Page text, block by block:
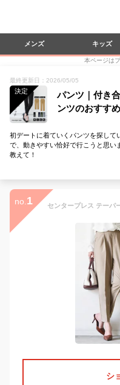
メンズ キッズ
本ページは
最終更新日：2026/05/05
決定
パンツ｜付き
ンツのおすす
初デートに着ていくパンツを探して
で、動きやすい恰好で行こうと思い
教えて！
no. 1
シ